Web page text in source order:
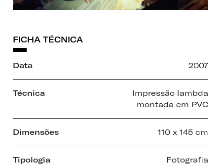
FICHA TÉCNICA
Data 2007
Técnica
Impressão lambda
montada em PVC
Dimensões 110 x 145 cm
Tipologia Fotografia